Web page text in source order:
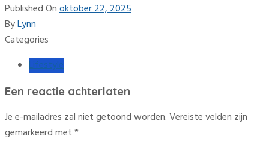
Published Onoktober 22, 2025
ByLynn
Categories
Lifestyle
Een reactie achterlaten
Je e-mailadres zal niet getoond worden.Vereiste velden zijn
gemarkeerd met*